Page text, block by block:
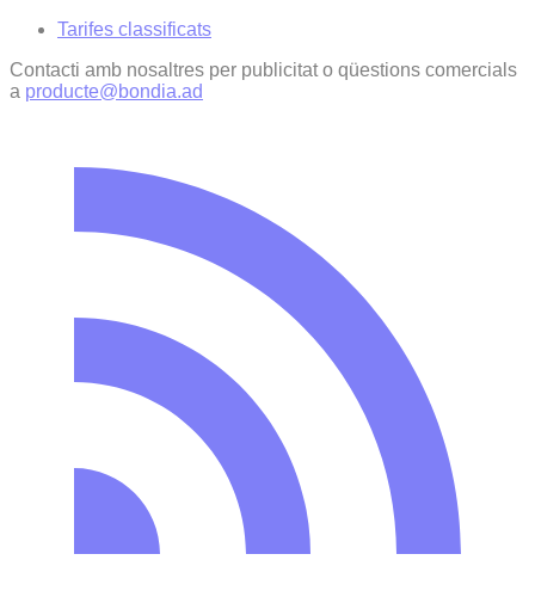
Tarifes classificats
Contacti amb nosaltres per publicitat o qüestions comercials
a producte@bondia.ad